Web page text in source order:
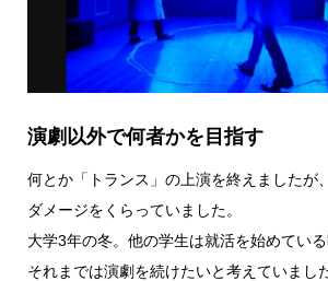
演劇以外で何者かを目指す
何とか「トランス」の上演を終えましたが
ダメージをくらっていました。
大学3年の冬。他の学生は就活を始めている
それまでは演劇を続けたいと考えていまし